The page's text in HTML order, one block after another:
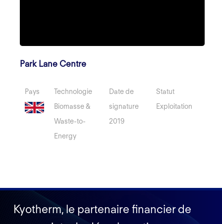
Park Lane Centre
Pays
Technologie
Biomasse &
Waste-to-
Energy
Date de
signature
2019
Statut
Exploitation
Kyotherm, le partenaire financier de